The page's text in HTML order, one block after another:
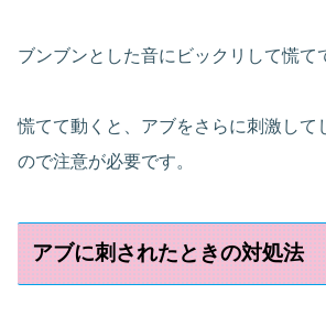
ブンブンとした音にビックリして慌て
慌てて動くと、アブをさらに刺激して
ので注意が必要です。
アブに刺されたときの対処法